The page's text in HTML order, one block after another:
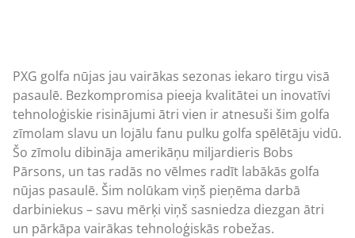
PXG golfa nūjas jau vairākas sezonas iekaro tirgu visā
pasaulē. Bezkompromisa pieeja kvalitātei un inovatīvi
tehnoloģiskie risinājumi ātri vien ir atnesuši šim golfa
zīmolam slavu un lojālu fanu pulku golfa spēlētāju vidū.
Šo zīmolu dibināja amerikāņu miljardieris Bobs
Pārsons, un tas radās no vēlmes radīt labākās golfa
nūjas pasaulē. Šim nolūkam viņš pieņēma darbā
darbiniekus – savu mērķi viņš sasniedza diezgan ātri
un pārkāpa vairākas tehnoloģiskās robežas.